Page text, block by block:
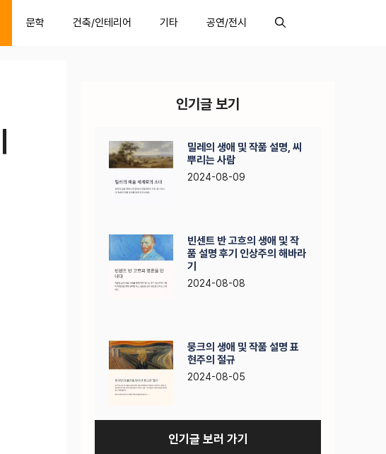
문학 건축/인테리어 기타 공연/전시
인기글 보기
밀레의 생애 및 작품 설명, 씨
뿌리는 사람
2024-08-09
빈센트 반 고흐의 생애 및 작
품 설명 후기 인상주의 해바라
기
2024-08-08
뭉크의 생애 및 작품 설명 표
현주의 절규
2024-08-05
인기글 보러 가기